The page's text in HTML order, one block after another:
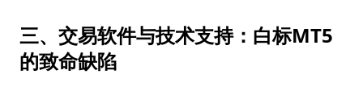
三、交易软件与技术支持：白标MT5
的致命缺陷